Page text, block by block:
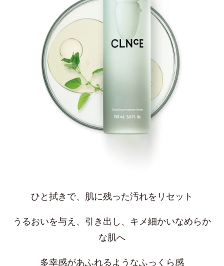
ひと拭きで、肌に残った汚れをリセット
うるおいを与え、引き出し、キメ細かいなめらか
な肌へ
多幸感があふれるようなふっくら感